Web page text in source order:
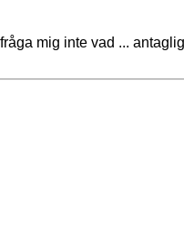
mig inte vad ...